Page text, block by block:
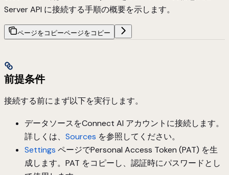
Server API に接続する手順の概要を示します。
ページをコピーページをコピー
前提条件
接続する前にまず以下を実行します。
データソースをConnect AI アカウントに接続します。
詳しくは、 Sources を参照してください。
Settings ページでPersonal Access Token (PAT) を生
成します。PAT をコピーし、認証時にパスワードとし